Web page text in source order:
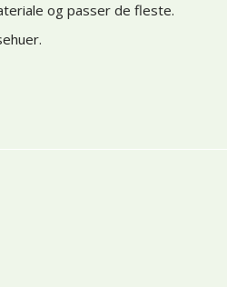
og passer de fleste.
.